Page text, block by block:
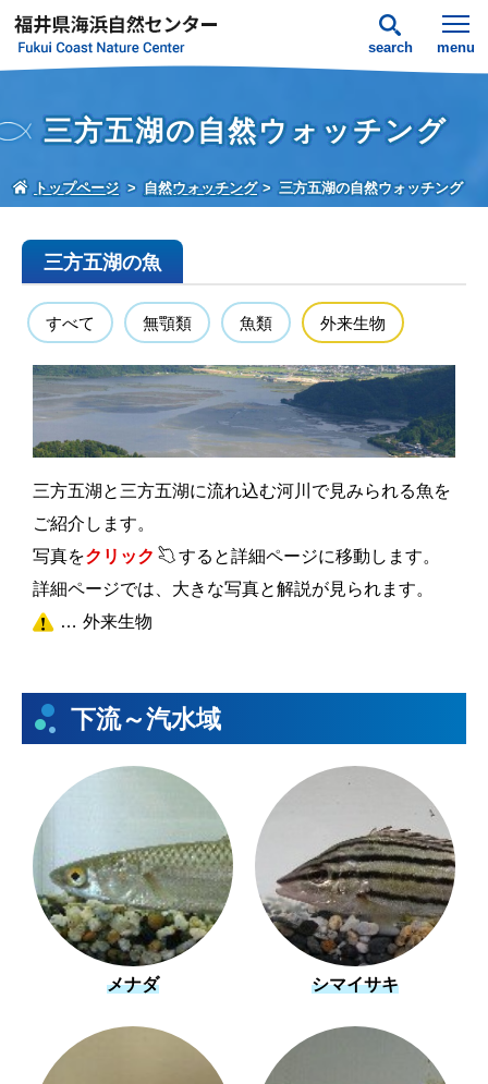
search menu
三方五湖の自然ウォッチング
トップページ 自然ウォッチング 三方五湖の自然ウォッチング
三方五湖の魚
すべて 無顎類 魚類 外来生物
三方五湖と三方五湖に流れ込む河川で見みられる魚を
ご紹介します。
写真をクリック
すると詳細ページに移動します。
詳細ページでは、大きな写真と解説が見られます。
外来生物
下流～汽水域
メナダ シマイサキ